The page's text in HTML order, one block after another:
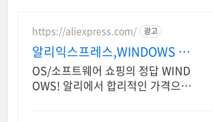
https://aliexpress.com/ 광고
알리익스프레스,WINDOWS W
indows 알리에서!
OS/소프트웨어 쇼핑의 정답 WIND
OWS! 알리에서 합리적인 가격으